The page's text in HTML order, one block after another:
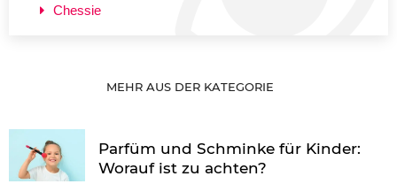
Chessie
MEHR AUS DER KATEGORIE
Parfüm und Schminke für Kinder:
Worauf ist zu achten?